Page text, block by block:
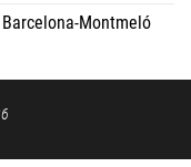
Montmeló